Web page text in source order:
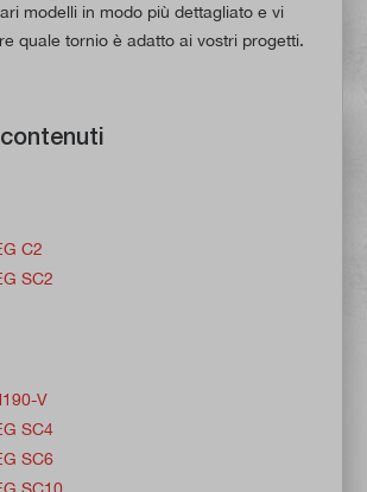
modelli in modo più dettagliato e vi
quale tornio è adatto ai vostri progetti.
C2
SC2
V
SC4
SC6